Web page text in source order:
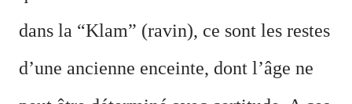
dans la “Klam” (ravin), ce sont les restes
d’une ancienne enceinte, dont l’âge ne